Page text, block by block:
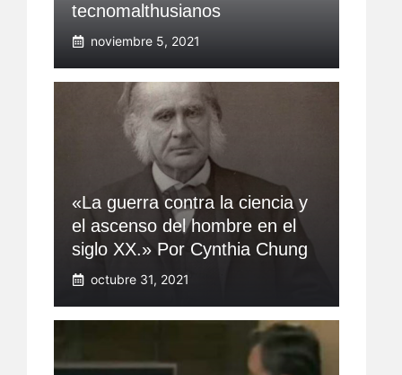
tecnomalthusianos
noviembre 5, 2021
«La guerra contra la ciencia y
el ascenso del hombre en el
siglo XX.» Por Cynthia Chung
octubre 31, 2021